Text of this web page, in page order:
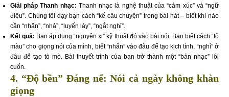
Giải pháp Thanh nhạc: Thanh nhạc là nghệ thuật của “cảm xúc” và “ngữ
điệu”. Chúng tôi dạy bạn cách “kể câu chuyện” trong bài hát – biết khi nào
cần “nhấn”, “nhả”, “luyến láy”, “ngắt nghỉ”.
Kết quả: Bạn áp dụng “nguyên xi” kỹ thuật đó vào bài nói. Bạn biết cách “tô
màu” cho giọng nói của mình, biết “nhấn” vào đâu để tạo kịch tính, “nghỉ” ở
đâu để tạo tò mò. Bài thuyết trình của bạn trở thành một “bản nhạc” lôi
cuốn.
4. “Độ bền” Đáng nể: Nói cả ngày không khàn
giọng